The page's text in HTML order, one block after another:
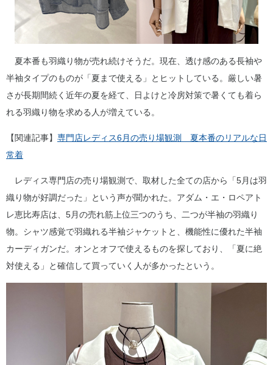
夏本番も羽織り物が売れ続けそうだ。現在、透け感のある長袖や
半袖タイプのものが「夏まで使える」とヒットしている。厳しい暑
さが長期間続く近年の夏を経て、日よけと冷房対策で暑くても着ら
れる羽織り物を求める人が増えている。
【関連記事】 専門店レディス6月の売り場観測 夏本番のリアルな日
常着
レディス専門店の売り場観測で、取材した全ての店から「5月は羽
織り物が好調だった」という声が聞かれた。アダム・エ・ロペアト
レ恵比寿店は、5月の売れ筋上位三つのうち、二つが半袖の羽織り
物。シャツ感覚で羽織れる半袖ジャケットと、機能性に優れた半袖
カーディガンだ。オンとオフで使えるものを探しており、「夏に絶
対使える」と確信して買っていく人が多かったという。